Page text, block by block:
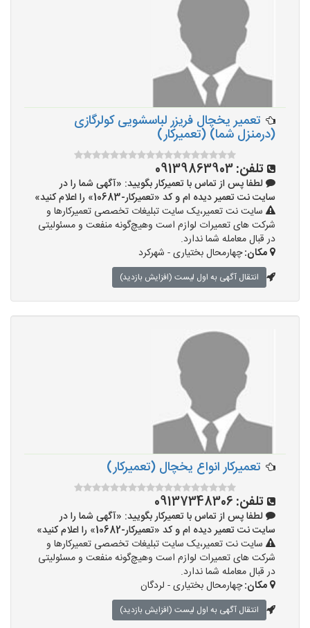
تعمیر یخچال فریزر لباسشویی کولرگازی
(درمنزل شما) (تعمیرکار)
تلفن:09139863903
لطفا پس از تماس با تعمیرکار بگویید: «آگهی شما را در
سایت نت تعمیر دیده ام و کد «تعمیرکار-10683» را اعلام کنید»
سایت نت تعمیر،یک سایت تبلیغات تخصصی تعمیرکارها و
شرکت های تعمیرات لوازم است وهیچ‌گونه منفعت و مسئولیتی
در قبال معامله شما ندارد.
مکان:چهارمحال بختیاری - شهرکرد
انتقال آگهی به اول لیست (افزایش بازدید)
تعمیرکار انواع یخچال (تعمیرکار)
تلفن: 09137348306
لطفا پس از تماس با تعمیرکار بگویید: «آگهی شما را در
سایت نت تعمیر دیده ام و کد «تعمیرکار-10682» را اعلام کنید»
سایت نت تعمیر،یک سایت تبلیغات تخصصی تعمیرکارها و
شرکت های تعمیرات لوازم است وهیچ‌گونه منفعت و مسئولیتی
در قبال معامله شما ندارد.
مکان:چهارمحال بختیاری - لردگان
انتقال آگهی به اول لیست (افزایش بازدید)